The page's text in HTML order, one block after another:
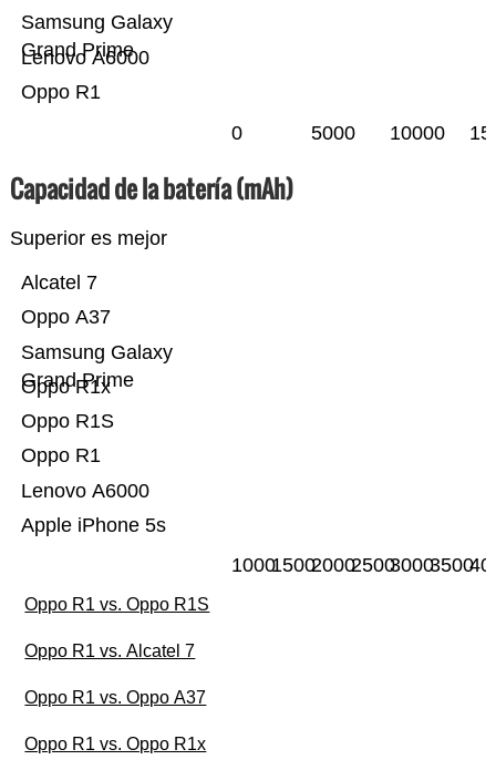
Oppo R1
Lenovo A6000
Samsung Galaxy
Grand Prime
0 5000 10000
Capacidad de la batería (mAh)
Superior es mejor
Apple iPhone 5s
Lenovo A6000
Oppo R1
Oppo R1S
Oppo R1x
Samsung Galaxy
Grand Prime
Oppo A37
Alcatel 7
100015002000250030003500
Oppo R1 vs. Oppo R1S
Oppo R1 vs. Alcatel 7
Oppo R1 vs. Oppo A37
Oppo R1 vs. Oppo R1x